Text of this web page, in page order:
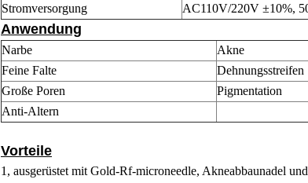
Stromversorgung
AC110V/220V ±10%,
Anwendung
Narbe
Akne
Feine Falte
Dehnungsstreifen
Große Poren
Pigmentation
Anti-Altern
Vorteile
1, ausgerüstet mit Gold-Rf-microneedle, Akneabbaunadel